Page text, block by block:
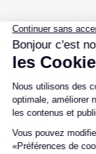
En raison de
fonctionnement
les terminaux
complément de
appareil
Timcod